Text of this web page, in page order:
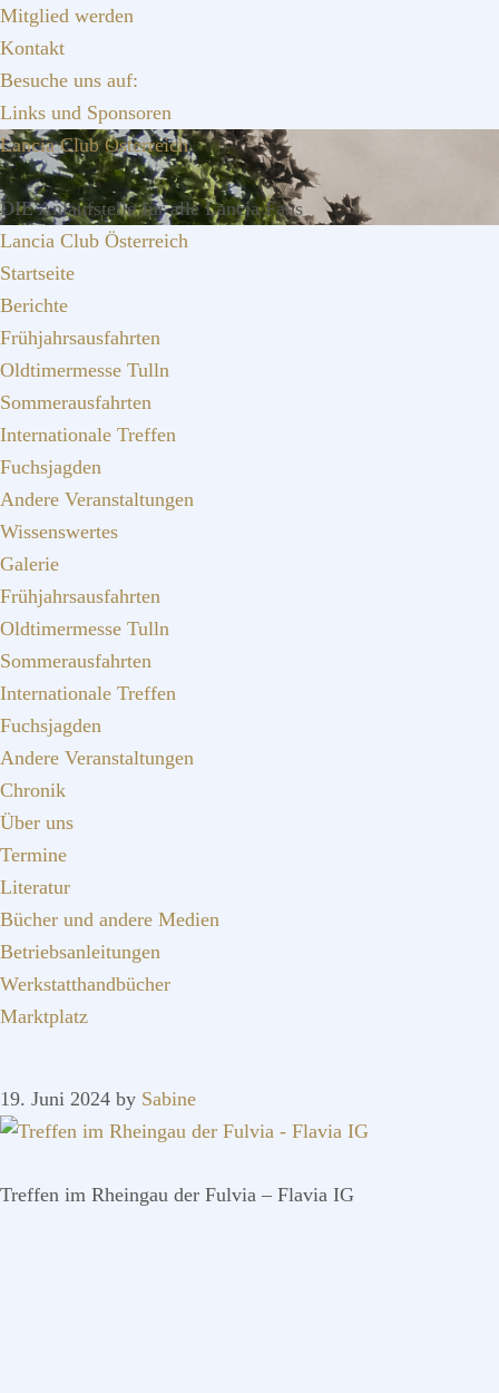
Zur
Hauptnavigation
springen
Zum
Inhalt
springen
Zur
Seitenspalte
springen
Mitglied werden
Kontakt
Besuche uns auf:
Links und Sponsoren
Lancia Club Österreich
DIE Anlaufstelle für alle Lancia Fans
Lancia Club Österreich
Startseite
Berichte
Frühjahrsausfahrten
Oldtimermesse Tulln
Sommerausfahrten
Internationale Treffen
Fuchsjagden
Andere Veranstaltungen
Wissenswertes
Galerie
Frühjahrsausfahrten
Oldtimermesse Tulln
Sommerausfahrten
Internationale Treffen
Fuchsjagden
Andere Veranstaltungen
Chronik
Über uns
Termine
Literatur
Bücher und andere Medien
Betriebsanleitungen
Werkstatthandbücher
Marktplatz
19. Juni 2024 by Sabine
Treffen im Rheingau der Fulvia – Flavia IG